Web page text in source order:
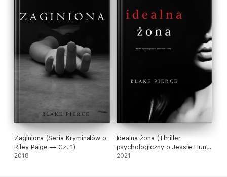
Zaginiona (Seria Kryminałów o
Riley Paige — Cz. 1)
2018
Idealna żona (Thriller
psychologiczny o Jessie Hunt
– Tom 1)
2021